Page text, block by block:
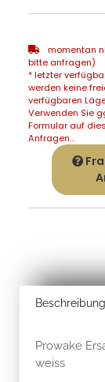
momentan
bitte anfragen)
* letzter
werden keine
verfügbaren
Verwenden Sie
Formular auf
Anfragen...
Beschreibung
Prowake
weiss